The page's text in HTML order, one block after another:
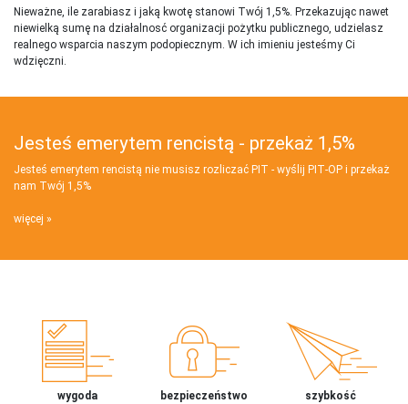
Nieważne, ile zarabiasz i jaką kwotę stanowi Twój 1,5%. Przekazując nawet
niewielką sumę na działalnosć organizacji pożytku publicznego, udzielasz
realnego wsparcia naszym podopiecznym. W ich imieniu jesteśmy Ci
wdzięczni.
Jesteś emerytem rencistą - przekaż 1,5%
Jesteś emerytem rencistą nie musisz rozliczać PIT - wyślij PIT‑OP i przekaż
nam Twój 1,5%
więcej
wygoda
bezpieczeństwo
szybkość